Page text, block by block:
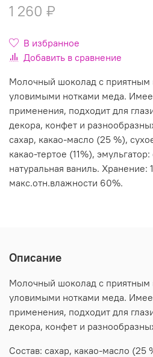
1 260 ₽
В избранное
Добавить в сравнение
Молочный шоколад с приятным
уловимыми нотками меда.
применения, подходит для
декора, конфет и
сахар, какао-масло (25 %),
какао-тертое (11%),
натуральная ваниль.
макс.отн.влажности 60%.
Описание
Молочный шоколад с приятным
уловимыми нотками меда.
применения, подходит для
декора, конфет и
Состав: сахар, какао-масло (25